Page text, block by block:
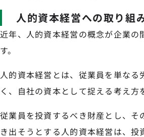
人的資本経営への取り組
近年、人的資本経営の概念が企業の
す。
人的資本経営とは、従業員を単なる
く、自社の資本として捉える考え方
従業員を投資するべき財産とし、そ
き出そうとする人的資本経営は、投